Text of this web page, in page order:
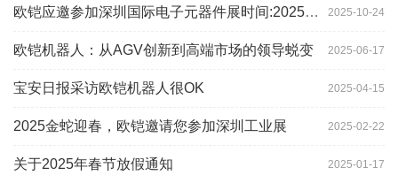
2025-10-24
欧铠应邀参加深圳国际电子元器件展时间:2025年10月28-
2025-06-17
欧铠机器人：从AGV创新到高端市场的领导蜕变
2025-04-15
宝安日报采访欧铠机器人很OK
2025-02-22
2025金蛇迎春，欧铠邀请您参加深圳工业展
2025-01-17
关于2025年春节放假通知